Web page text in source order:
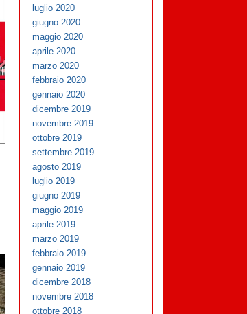
luglio 2020
giugno 2020
maggio 2020
aprile 2020
marzo 2020
febbraio 2020
gennaio 2020
dicembre 2019
novembre 2019
ottobre 2019
settembre 2019
agosto 2019
luglio 2019
giugno 2019
maggio 2019
aprile 2019
marzo 2019
febbraio 2019
gennaio 2019
dicembre 2018
novembre 2018
ottobre 2018